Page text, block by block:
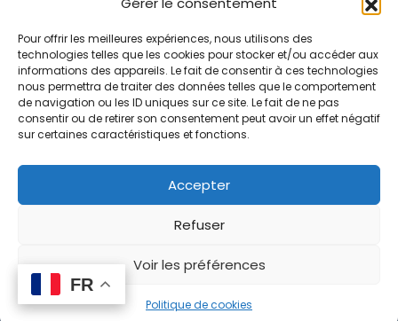
Pour offrir les meilleures expériences, nous utilisons des
technologies telles que les cookies pour stocker et/ou accéder aux
informations des appareils. Le fait de consentir à ces technologies
nous permettra de traiter des données telles que le comportement
de navigation ou les ID uniques sur ce site. Le fait de ne pas
consentir ou de retirer son consentement peut avoir un effet négatif
sur certaines caractéristiques et fonctions.
Accepter
Refuser
Voir les préférences
Politique de cookies
0
Mon compte
Panier
Conditions générales de vente
La marque Hop & Down
Plan du site
FR
FR